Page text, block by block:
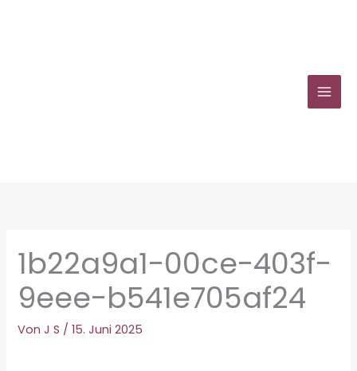
1b22a9a1-00ce-403f-
9eee-b541e705af24
VonJ S /15. Juni 2025